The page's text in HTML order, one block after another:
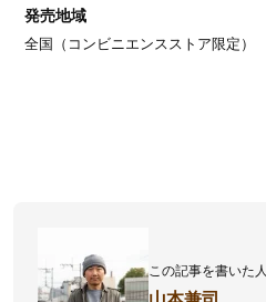
発売地域
全国（コンビニエンスストア限定）
この記事を書いた人